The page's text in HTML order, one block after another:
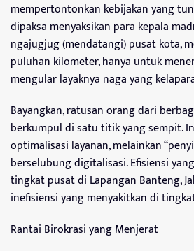
mempertontonkan kebijakan yang
dipaksa menyaksikan para kepala
ngajugjug (mendatangi) pusat kota,
puluhan kilometer, hanya untuk
mengular layaknya naga yang
Bayangkan, ratusan orang dari
berkumpul di satu titik yang sempit.
optimalisasi layanan, melainkan
berselubung digitalisasi. Efisiensi
tingkat pusat di Lapangan Banteng,
inefisiensi yang menyakitkan di
Rantai Birokrasi yang Menjerat